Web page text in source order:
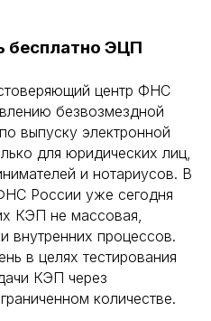
бесплатно ЭЦП
центр ФНС
безвозмездной
выпуску электронной
для юридических лиц,
и нотариусов. В
России уже сегодня
КЭП не массовая,
внутренних процессов.
в целях тестирования
КЭП через
количестве.